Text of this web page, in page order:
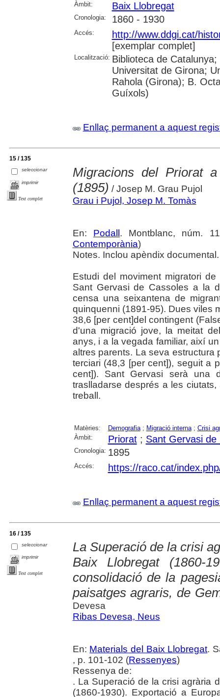
Àmbit:
Baix Llobregat
Cronologia: 1860 - 1930
Accés:
http://www.ddgi.cat/
[exemplar complet]
Localització: Biblioteca de
Universitat de Girona;
Rahola (Girona); B.
Guíxols)
Enllaç permanent a aquest
15 / 135
seleccionar
imprimir
Text complet
Migracions del Priorat
(1895) / Josep M. Grau Pujol
Grau i Pujol, Josep M. Tomàs
En: Podall. Montblanc, núm.
Contemporània)
Notes. Inclou apèndix
Estudi del moviment migratori
Sant Gervasi de Cassoles a la
censa una seixantena de
quinquenni (1891-95). Dues viles
38,6 [per cent]del contingent
d'una migració jove, la meitat
anys, i a la vegada familiar, així
altres parents. La seva estructura
terciari (48,3 [per cent]), seguit a
cent]). Sant Gervasi serà una
traslladarse després a les
treball.
Matèries: Demografia; Migració interna; Crisi
Àmbit:
Priorat; Sant Gervasi de
Cronologia: 1895
Accés: https://raco.cat/
Enllaç permanent a aquest
16 / 135
seleccionar
imprimir
Text complet
La Superació de la crisi
Baix Llobregat (1860-
consolidació de la
paisatges agraris, de
Devesa
Ribas Devesa, Neus
En: Materials del Baix Llobregat.
, p. 101-102 (Ressenyes)
Ressenya de:
. La Superació de la crisi agrària
(1860-1930). Exportació a